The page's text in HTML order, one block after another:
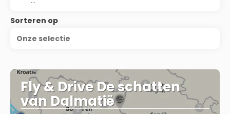
Sorteren op
Onze selectie
Fly & Drive De schatten
van Dalmatië